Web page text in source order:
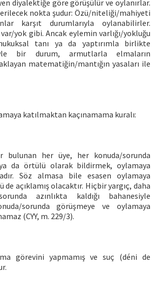
diyalektiğe göre görüşülür ve oylanırlar.
nokta şudur: Özü/niteliği/mahiyeti
karşıt durumlarıyla oylanabilirler.
yok gibi. Ancak eylemin varlığı/yokluğu
tanı ya da yaptırımla birlikte
bir durum, armutlarla elmaların
matematiğin/mantığın yasaları ile
katılmaktan kaçınamama kuralı:
bulunan her üye, her konuda/sorunda
da örtülü olarak bildirmek, oylamaya
Söz almasa bile esasen oylamaya
de açıklamış olacaktır. Hiçbir yargıç, daha
azınlıkta kaldığı bahanesiyle
sorunda görüşmeye ve oylamaya
(CYY, m. 229/3).
görevini yapmamış ve suç (déni de